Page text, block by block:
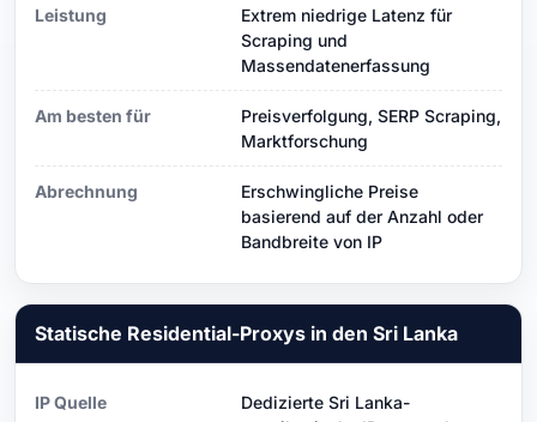
Leistung
Extrem niedrige Latenz für
Scraping und
Massendatenerfassung
Am besten für
Preisverfolgung, SERP Scraping,
Marktforschung
Abrechnung
Erschwingliche Preise
basierend auf der Anzahl oder
Bandbreite von IP
Statische Residential-Proxys in den Sri Lanka
IP Quelle
Dedizierte Sri Lanka-